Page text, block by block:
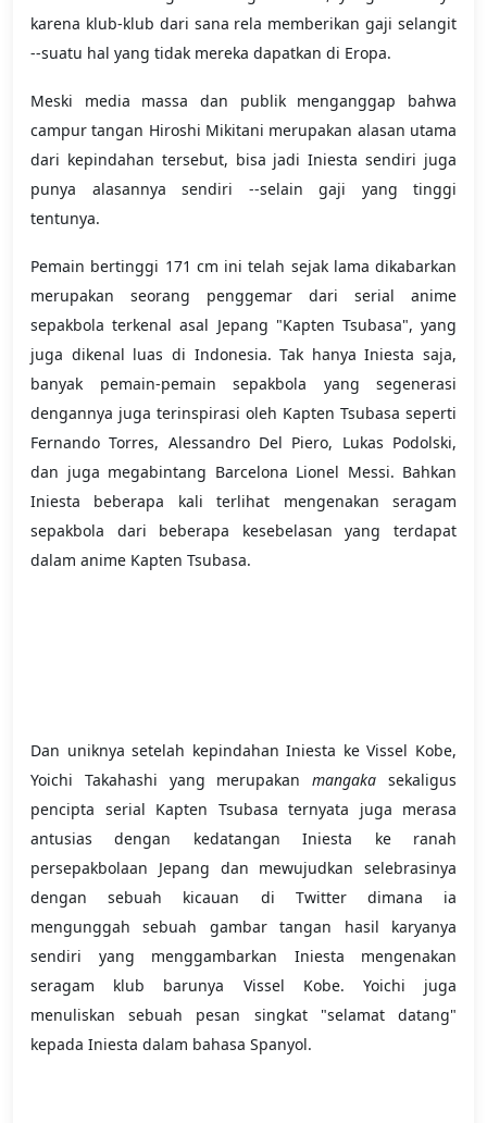
karena klub-klub dari sana rela memberikan gaji selangit
--suatu hal yang tidak mereka dapatkan di Eropa.
Meski media massa dan publik menganggap bahwa
campur tangan Hiroshi Mikitani merupakan alasan utama
dari kepindahan tersebut, bisa jadi Iniesta sendiri juga
punya alasannya sendiri --selain gaji yang tinggi
tentunya.
Pemain bertinggi 171 cm ini telah sejak lama dikabarkan
merupakan seorang penggemar dari serial anime
sepakbola terkenal asal Jepang "Kapten Tsubasa", yang
juga dikenal luas di Indonesia. Tak hanya Iniesta saja,
banyak pemain-pemain sepakbola yang segenerasi
dengannya juga terinspirasi oleh Kapten Tsubasa seperti
Fernando Torres, Alessandro Del Piero, Lukas Podolski,
dan juga megabintang Barcelona Lionel Messi. Bahkan
Iniesta beberapa kali terlihat mengenakan seragam
sepakbola dari beberapa kesebelasan yang terdapat
dalam anime Kapten Tsubasa.
Dan uniknya setelah kepindahan Iniesta ke Vissel Kobe,
Yoichi Takahashi yang merupakanmangakasekaligus
pencipta serial Kapten Tsubasa ternyata juga merasa
antusias dengan kedatangan Iniesta ke ranah
persepakbolaan Jepang dan mewujudkan selebrasinya
dengan sebuah kicauan di Twitter dimana ia
mengunggah sebuah gambar tangan hasil karyanya
sendiri yang menggambarkan Iniesta mengenakan
seragam klub barunya Vissel Kobe. Yoichi juga
menuliskan sebuah pesan singkat "selamat datang"
kepada Iniesta dalam bahasa Spanyol.